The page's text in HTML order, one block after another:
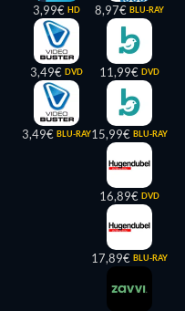
3,99€ HD
3,49€ DVD
3,49€ BLU-RAY
8,97€ BLU-RAY
11,99€ DVD
15,99€ BLU-RAY
16,89€ DVD
17,89€ BLU-RAY